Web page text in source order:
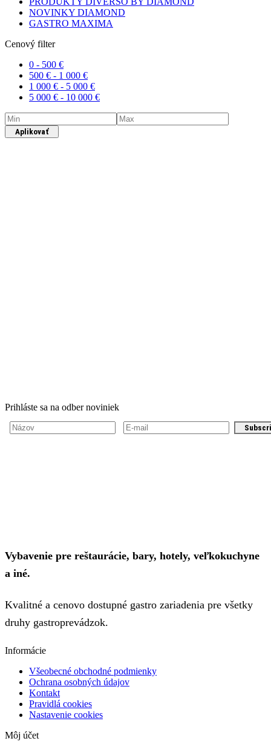
NOVINKY DIAMOND
GASTRO MAXIMA
Cenový filter
0 - 500 €
500 € - 1 000 €
1 000 € - 5 000 €
5 000 € - 10 000 €
Aplikovať
Prihláste sa na odber noviniek
Vybavenie pre reštaurácie, bary, hotely, veľkokuchyne
a iné.
Kvalitné a cenovo dostupné gastro zariadenia pre všetky
druhy gastroprevádzok.
Informácie
Všeobecné obchodné podmienky
Ochrana osobných údajov
Kontakt
Pravidlá cookies
Nastavenie cookies
Môj účet